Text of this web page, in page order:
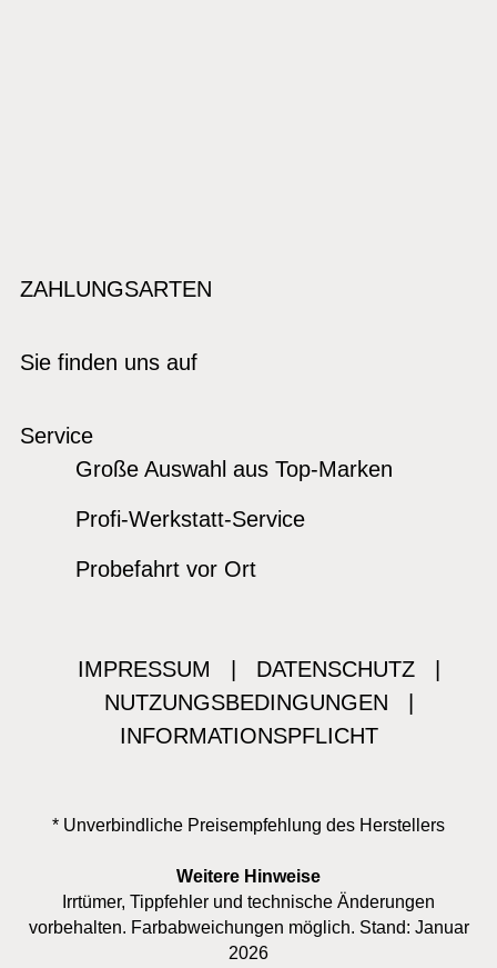
ZAHLUNGSARTEN
Sie finden uns auf
Service
Große Auswahl aus Top-Marken
Profi-Werkstatt-Service
Probefahrt vor Ort
IMPRESSUM DATENSCHUTZ
NUTZUNGSBEDINGUNGEN
INFORMATIONSPFLICHT
* Unverbindliche Preisempfehlung des Herstellers
Weitere Hinweise
Irrtümer, Tippfehler und technische Änderungen
vorbehalten. Farbabweichungen möglich. Stand: Januar
2026